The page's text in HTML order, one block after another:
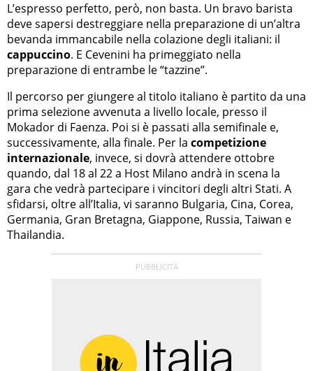
L’espresso perfetto, però, non basta. Un bravo barista
deve sapersi destreggiare nella preparazione di un’altra
bevanda immancabile nella colazione degli italiani: il
cappuccino. E Cevenini ha primeggiato nella
preparazione di entrambe le “tazzine”.
Il percorso per giungere al titolo italiano è partito da una
prima selezione avvenuta a livello locale, presso il
Mokador di Faenza. Poi si è passati alla semifinale e,
successivamente, alla finale. Per la competizione
internazionale, invece, si dovrà attendere ottobre
quando, dal 18 al 22 a Host Milano andrà in scena la
gara che vedrà partecipare i vincitori degli altri Stati. A
sfidarsi, oltre all’Italia, vi saranno Bulgaria, Cina, Corea,
Germania, Gran Bretagna, Giappone, Russia, Taiwan e
Thailandia.